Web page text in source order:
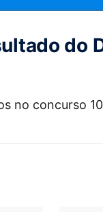
do
no concurso